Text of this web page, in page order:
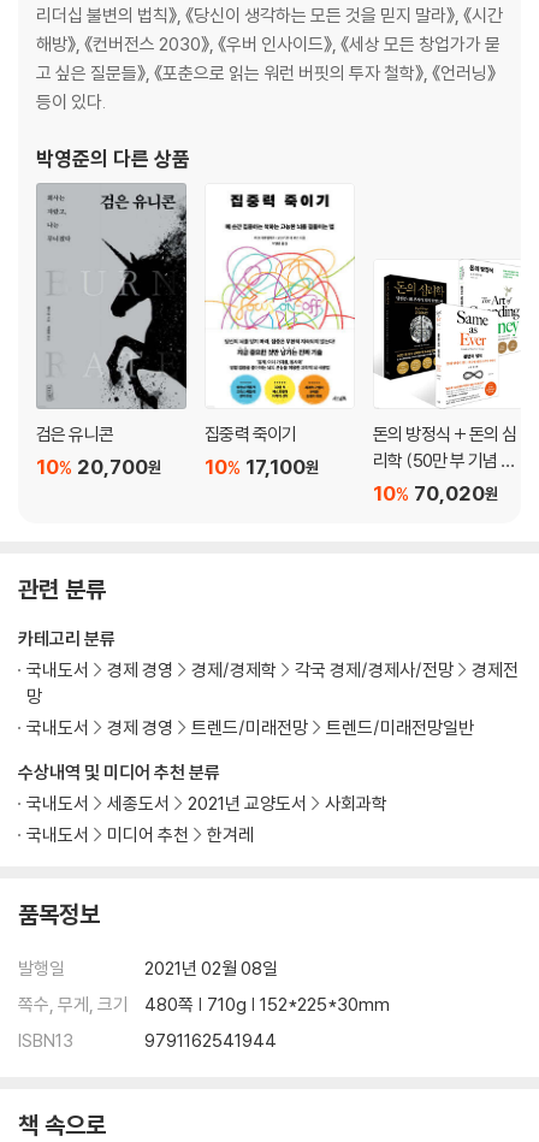
마치며 | 세상은 소리 없이 좋아진다
감사의 말
리더십 불변의 법칙》, 《당신이 생각하는 모든 것을 믿지 말라》, 《시간
해방》, 《컨버전스 2030》, 《우버 인사이드》, 《세상 모든 창업가가 묻
고 싶은 질문들》, 《포춘으로 읽는 워런 버핏의 투자 철학》, 《언러닝》
등이 있다.
박영준의 다른 상품
검은 유니콘
20,700원
10%
집중력 죽이기
17,100원
10%
돈의 방정식 + 돈의 심
리학 (50만 부 기념 뉴
에디션) + 불변의 법칙
70,020원
10%
관련 분류
수상내역 및 미디어 추천 분류
국내도서
세종도서 2021년 교양도서
사회과학
국내도서
미디어 추천 한겨레
카테고리 분류
국내도서
경제 경영 경제/경제학 각국 경제/경제사/전망
경제전
망
국내도서
경제 경영 트렌드/미래전망 트렌드/미래전망일반
품목정보
발행일
2021년 02월 08일
쪽수, 무게, 크기
480쪽 | 710g | 152*225*30mm
ISBN13
9791162541944
책 속으로